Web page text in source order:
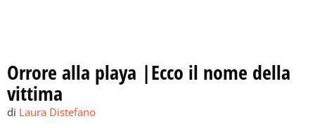
Orrore alla playa |Ecco il nome della
vittima
di Laura Distefano